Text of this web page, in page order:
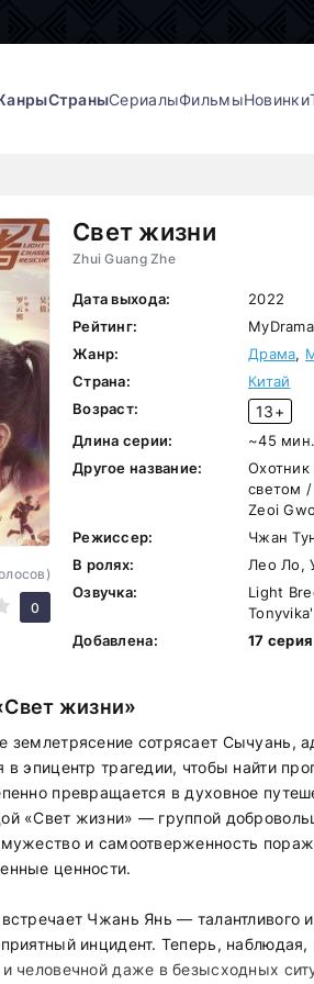
СтраныСериалыФильмыНовинки
Свет жизни
Zhui Guang Zhe
0
Дата выхода:
2022
Рейтинг:
Жанр:
Драма,
Страна:
Китай
Возраст:
13+
Длина серии:
~45 мин.
Другое название:
Охотник
светом
Zeoi
Режиссер:
Чжан
В ролях:
Лео Ло,
Озвучка:
Light
Добавлена:
17
жизни»
землетрясение сотрясает Сычуань,
в эпицентр трагедии, чтобы найти
превращается в духовное
«Свет жизни» — группой
и самоотверженность
ценности.
Чжань Янь — талантливого
инцидент. Теперь,
человечной даже в безысходных